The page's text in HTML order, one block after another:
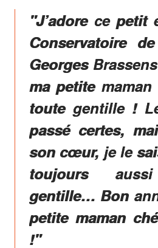
"J’adore ce petit
Conservatoire
Georges
ma petite
toute gentille !
passé certes,
son cœur, je le
toujours
gentille… Bon
petite maman
!"